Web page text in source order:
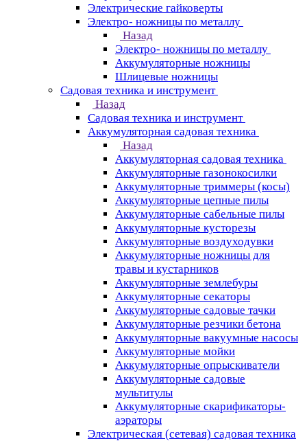
Электрические гайковерты
Электро- ножницы по металлу
Назад
Электро- ножницы по металлу
Аккумуляторные ножницы
Шлицевые ножницы
Cадовая техника и инструмент
Назад
Cадовая техника и инструмент
Аккумуляторная садовая техника
Назад
Аккумуляторная садовая техника
Аккумуляторные газонокосилки
Аккумуляторные триммеры (косы)
Аккумуляторные цепные пилы
Аккумуляторные сабельные пилы
Аккумуляторные кусторезы
Аккумуляторные воздуходувки
Аккумуляторные ножницы для
травы и кустарников
Аккумуляторные землебуры
Аккумуляторные секаторы
Аккумуляторные садовые тачки
Аккумуляторные резчики бетона
Аккумуляторные вакуумные насосы
Аккумуляторные мойки
Аккумуляторные опрыскиватели
Аккумуляторные садовые
мультитулы
Аккумуляторные скарификаторы-
аэраторы
Электрическая (сетевая) садовая техника